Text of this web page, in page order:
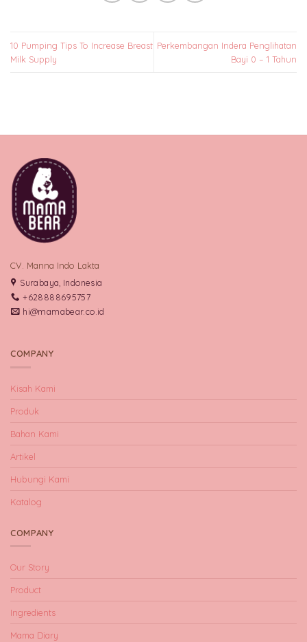
10 Pumping Tips To Increase Breast
Milk Supply
Perkembangan Indera Penglihatan
Bayi 0 – 1 Tahun
CV. Manna Indo Lakta
Surabaya, Indonesia
+628888695757
hi@mamabear.co.id
COMPANY
Kisah Kami
Produk
Bahan Kami
Artikel
Hubungi Kami
Katalog
COMPANY
Our Story
Product
Ingredients
Mama Diary